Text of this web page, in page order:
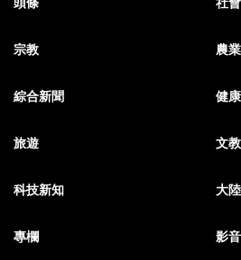
頭條 社會
宗教 農業
綜合新聞 健康
旅遊 文教
科技新知 大陸
專欄 影